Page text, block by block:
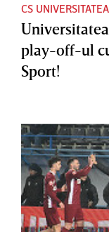
CS
play-off-ul
Sport!